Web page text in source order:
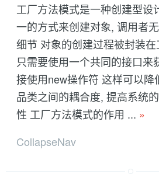
工厂方法模式是一种创建型设
一的方式来创建对象, 调用者
细节 对象的创建过程被封装
只需要使用一个共同的接口来
接使用new操作符 这样可以降
品类之间的耦合度, 提高系统
性 工厂方法模式的作用 ... »
CollapseNav